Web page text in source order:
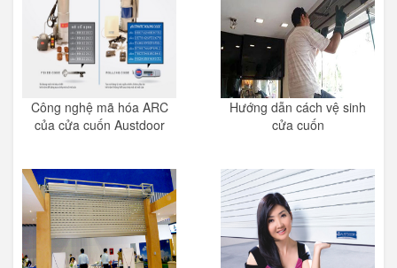
Công nghệ mã hóa ARC
của cửa cuốn Austdoor
Hướng dẫn cách vệ sinh
cửa cuốn